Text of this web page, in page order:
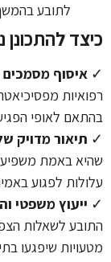
לתובע
כיצד להתכונן
✓ איסוף מסמכים
רפואיות
בהתאם לאופי
✓ תיאור מדויק
שהיא באמת
עלולות לפגוע
✓ ייעוץ משפטי
התובע לשאלות
מטעויות שיפגעו